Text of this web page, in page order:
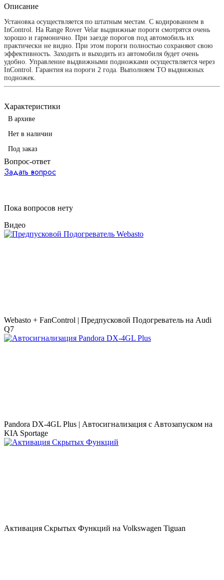
Описание
Установка осуществляется по штатным местам. С кодированием в
InControl. На Range Rover Velar выдвижные пороги смотрятся очень
хорошо и гармонично. При заезде порогов под автомобиль их
практически не видно. При этом пороги полностью сохраняют свою
эффективность. Заходить и выходить из автомобиля будет очень
удобно. Управление выдвижными подножками осуществляется через
InControl. Гарантия на пороги 2 года. Выполняем ТО выдвижных
подножек.
Характеристики
В архиве
Нет в наличии
Под заказ
Вопрос-ответ
Задать вопрос
Пока вопросов нету
Видео
Webasto + FanControl | Предпусковой Подогреватель на Audi
Q7
Pandora DX-4GL Plus | Автосигнализация с Автозапуском на
KIA Sportage
Активация Скрытых Функций на Volkswagen Tiguan